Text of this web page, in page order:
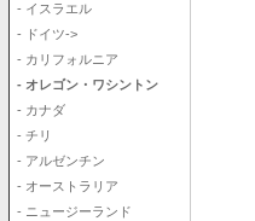
- イスラエル
- ドイツ->
- カリフォルニア
- オレゴン・ワシントン
- カナダ
- チリ
- アルゼンチン
- オーストラリア
- ニュージーランド